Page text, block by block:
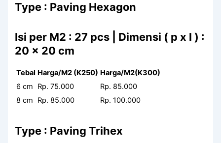
Type : Paving Hexagon
Isi per M2 : 27 pcs | Dimensi ( p x l ) :
20 x 20 cm
Tebal Harga/M2 (K250) Harga/M2(K300)
6 cm
Rp. 75.000
Rp. 85.000
8 cm
Rp. 85.000 Rp. 100.000
Type : Paving Trihex